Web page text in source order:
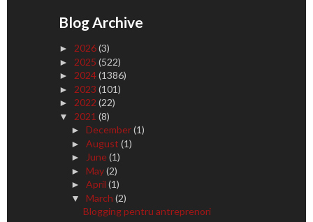
Blog Archive
► 2026(3)
► 2025 (522)
► 2024(1386)
► 2023 (101)
► 2022 (22)
▼ 2021 (8)
► December(1)
► August (1)
► June(1)
► May(2)
► April (1)
▼ March (2)
Blogging pentru antreprenori